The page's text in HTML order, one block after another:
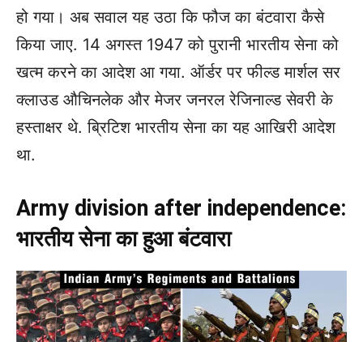
हो गया। अब सवाल यह उठा कि फौज का बंटवारा कैसे
किया जाए. 14 अगस्त 1947 को पुरानी भारतीय सेना को
खत्म करने का आदेश आ गया. ऑर्डर पर फील्ड मार्शल सर
क्लाउड औचिनलेक और मेजर जनरल रेजिनाल्ड सेवरी के
हस्ताक्षर थे. ब्रिटिश भारतीय सेना का यह आखिरी आदेश
था.
Army division after independence:
भारतीय सेना का हुआ बंटवारा